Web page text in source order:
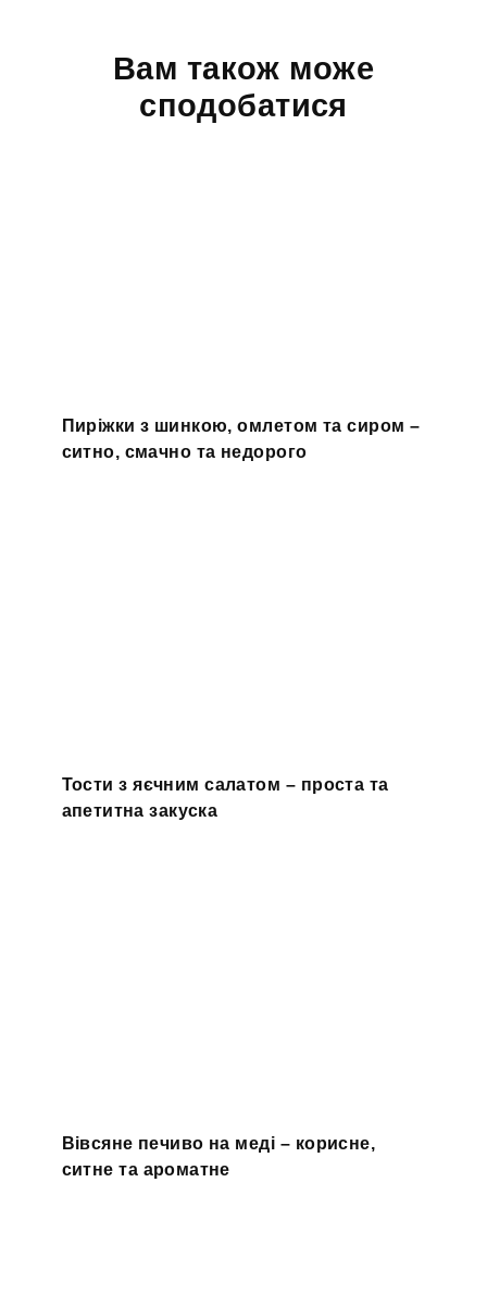
Вам також може
сподобатися
Пиріжки з шинкою, омлетом та сиром –
ситно, смачно та недорого
Тости з яєчним салатом – проста та
апетитна закуска
Вівсяне печиво на меді – корисне,
ситне та ароматне